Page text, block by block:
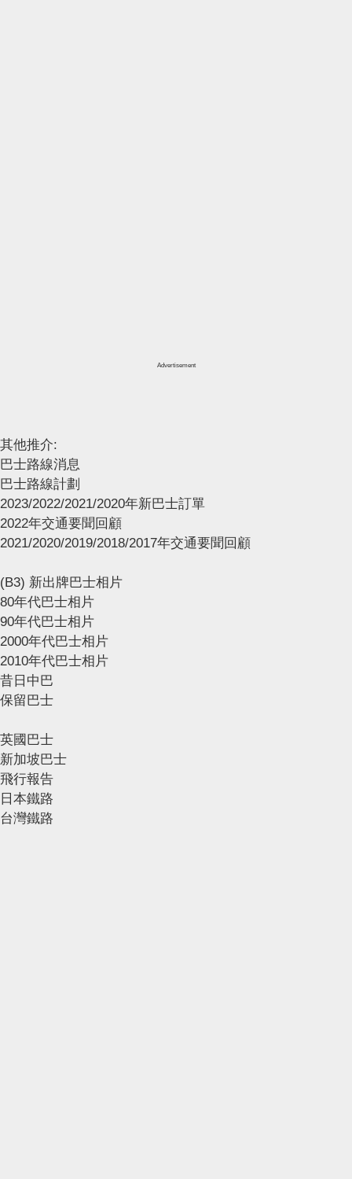
Advertisement
其他推介:
巴士路線消息
巴士路線計劃
2023/2022/2021/2020年新巴士訂單
2022年交通要聞回顧
2021/2020/2019/2018/2017年交通要聞回顧
(B3) 新出牌巴士相片
80年代巴士相片
90年代巴士相片
2000年代巴士相片
2010年代巴士相片
昔日中巴
保留巴士
英國巴士
新加坡巴士
飛行報告
日本鐵路
台灣鐵路